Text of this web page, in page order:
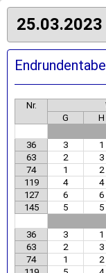
25.03.2023
Nr.
G H
36 3 1
63
2 3
74
1 2
119
4 4
127
6 6
145
5 5
36 3 1
63
2 3
74
1 2